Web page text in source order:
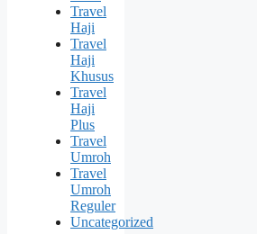
Travel
Haji
Travel
Haji
Khusus
Travel
Haji
Plus
Travel
Umroh
Travel
Umroh
Reguler
Uncategorized